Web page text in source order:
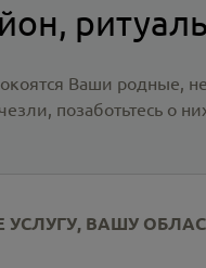
Ваши родные,
позаботьтесь о
УСЛУГУ, ВАШУ